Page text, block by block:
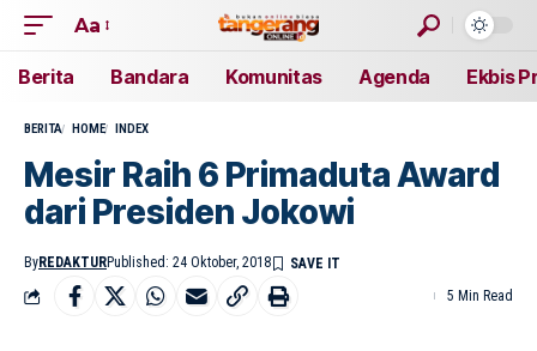
Aa
Berita Bandara Komunitas Agenda Ekbis
BERITA HOME INDEX
Mesir Raih 6 Primaduta Award
dari Presiden Jokowi
ByREDAKTURPublished: 24 Oktober, 2018
5 Min Read